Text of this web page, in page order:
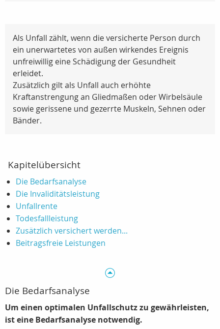
Als Unfall zählt, wenn die versicherte Person durch
ein unerwartetes von außen wirkendes Ereignis
unfreiwillig eine Schädigung der Gesundheit
erleidet.
Zusätzlich gilt als Unfall auch erhöhte
Kraftanstrengung an Gliedmaßen oder Wirbelsäule
sowie gerissene und gezerrte Muskeln, Sehnen oder
Bänder.
Kapitelübersicht
Die Bedarfsanalyse
Die Invaliditätsleistung
Unfallrente
Todesfallleistung
Zusätzlich versichert werden...
Beitragsfreie Leistungen
Die Bedarfsanalyse
Um einen optimalen Unfallschutz zu gewährleisten,
ist eine Bedarfsanalyse notwendig.